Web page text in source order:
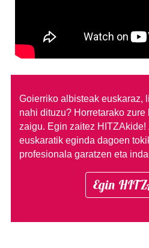
Goierriko albisteak euskaraz,
nahi dituzu? Horretarako
zaigu. Egin zaitez HITZAkide!
euskaratik eginda dagoen
profesionala garatzen eta
Egin